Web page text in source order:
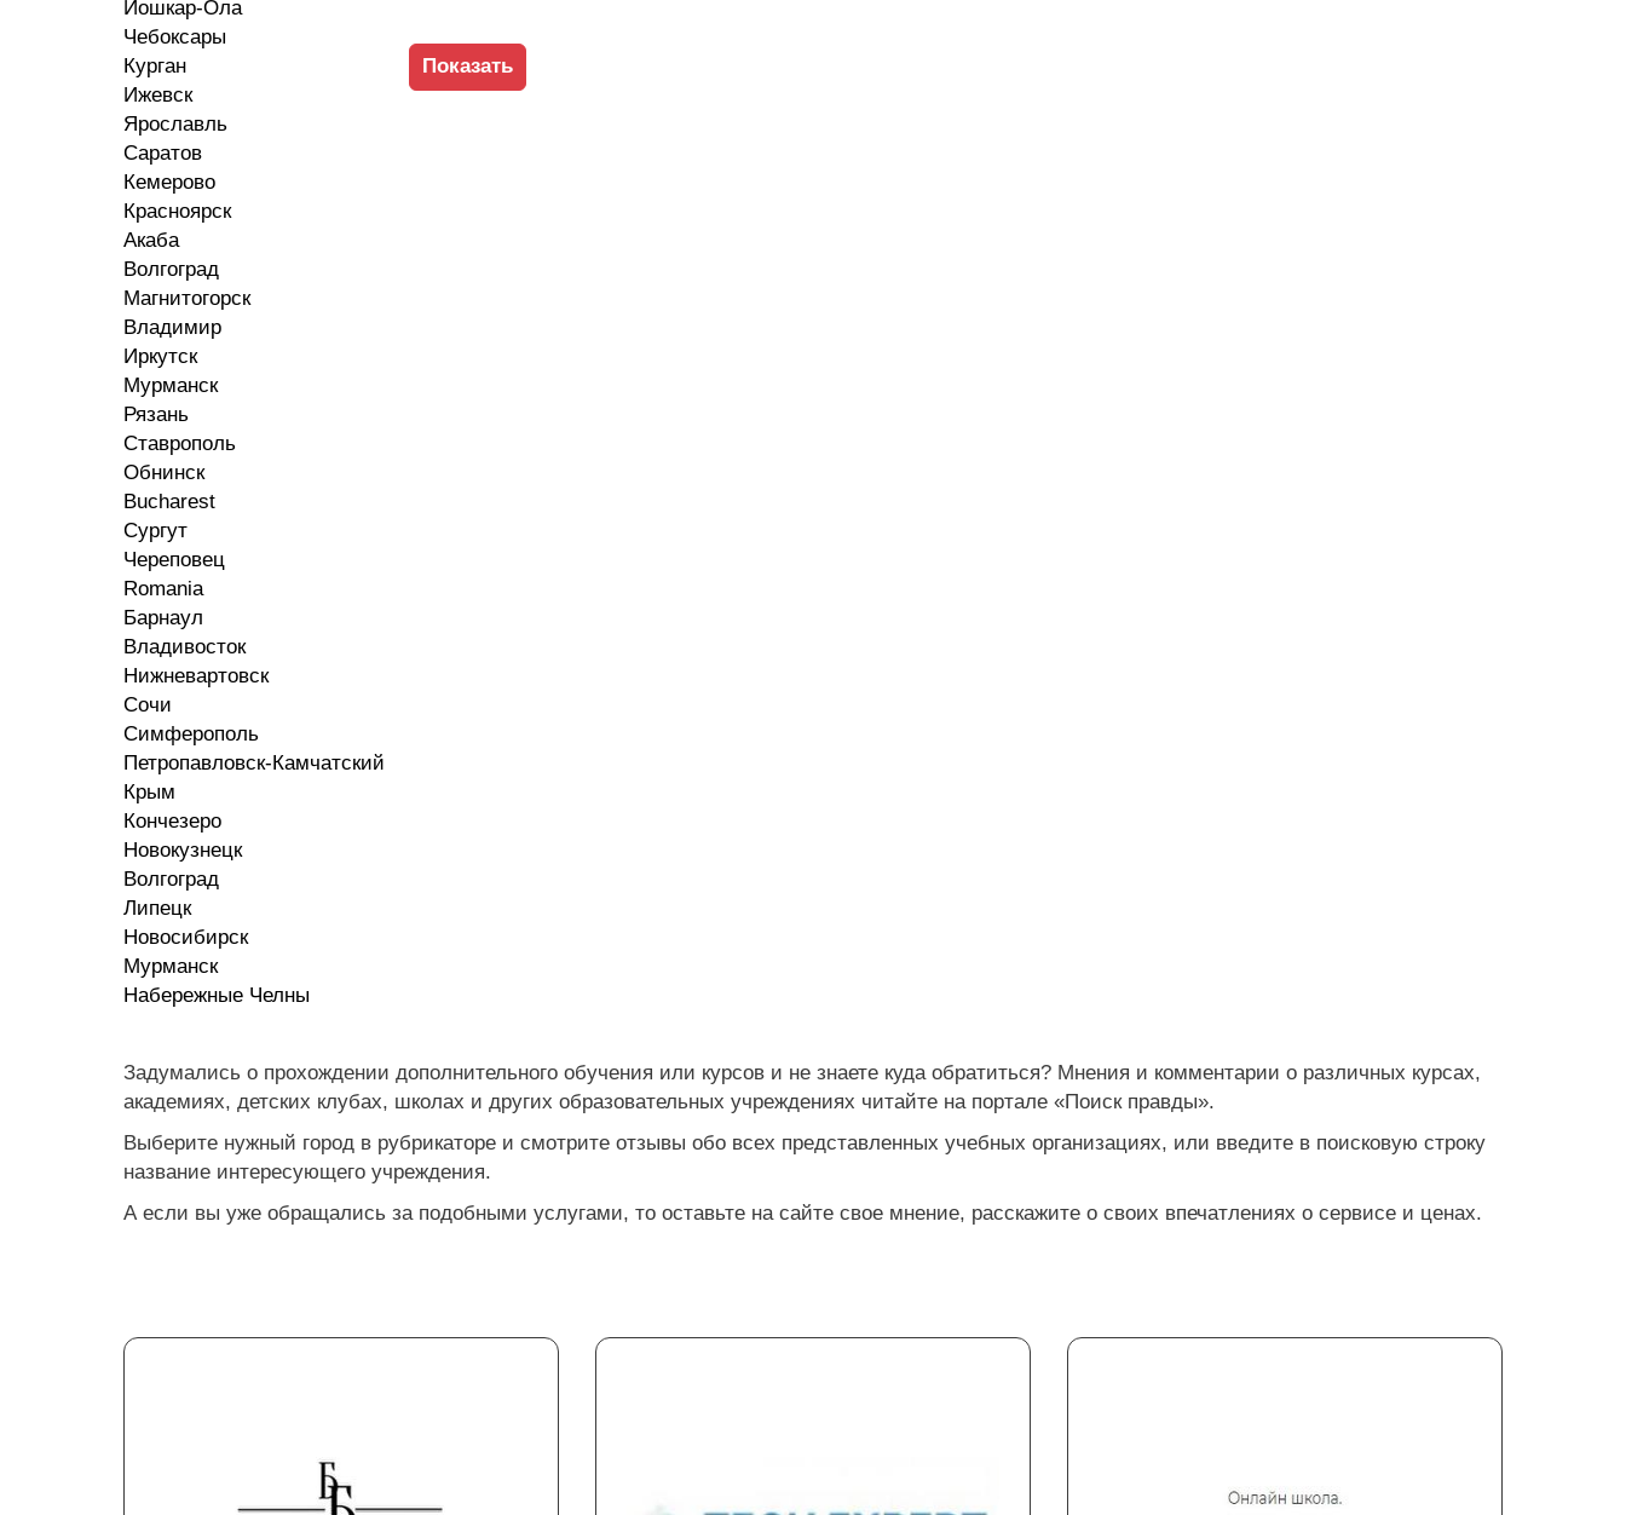
Йошкар-Ола
Чебоксары
Курган
Ижевск
Ярославль
Саратов
Кемерово
Красноярск
Акаба
Волгоград
Магнитогорск
Владимир
Иркутск
Мурманск
Рязань
Ставрополь
Обнинск
Bucharest
Сургут
Череповец
Romania
Барнаул
Владивосток
Нижневартовск
Сочи
Симферополь
Петропавловск-Камчатский
Крым
Кончезеро
Новокузнецк
Волгоград
Липецк
Новосибирск
Мурманск
Набережные Челны
Показать
Задумались о прохождении дополнительного обучения или курсов и не знаете куда обратиться? Мнения и комментарии о различных курсах,
академиях, детских клубах, школах и других образовательных учреждениях читайте на портале «Поиск правды».
Выберите нужный город в рубрикаторе и смотрите отзывы обо всех представленных учебных организациях, или введите в поисковую строку
название интересующего учреждения.
А если вы уже обращались за подобными услугами, то оставьте на сайте свое мнение, расскажите о своих впечатлениях о сервисе и ценах.